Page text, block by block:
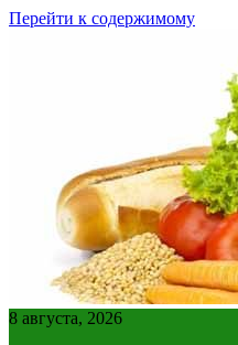
Перейти к содержимому
8 августа, 2026